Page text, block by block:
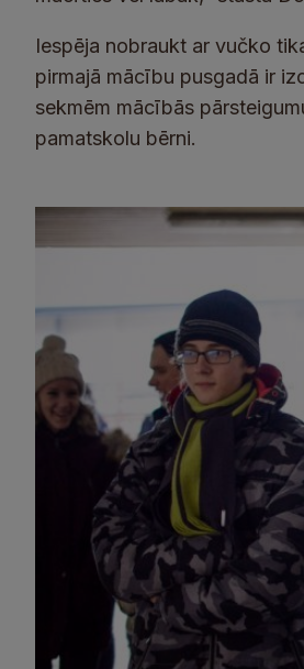
Iespēja nobraukt ar vučko
pirmajā mācību pusgadā ir
sekmēm mācībās
pamatskolu bērni.